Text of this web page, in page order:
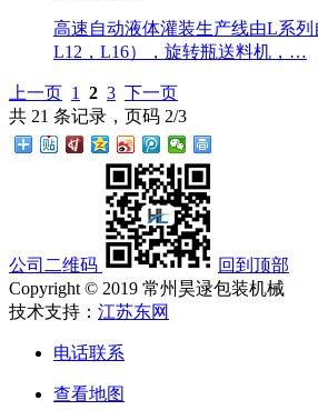
高速自动液体灌装生产线由L系列
L12，L16），旋转瓶送料机，…
上一页 1 2 3 下一页
共 21 条记录，页码 2/3
公司二维码
回到顶部
Copyright © 2019 常州昊逯包装机械
技术支持： 江苏东网
电话联系
查看地图